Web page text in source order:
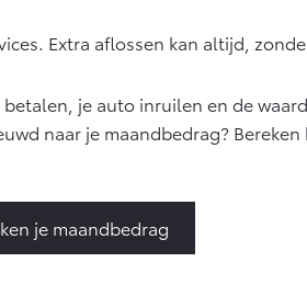
Extra aflossen kan altijd,
je auto inruilen en de
naar je maandbedrag?
je maandbedrag